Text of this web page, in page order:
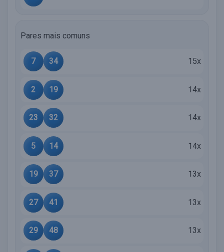
Pares mais comuns
7 34 15x
2 19 14x
23 32 14x
5 14 14x
19 37 13x
27 41 13x
29 48 13x